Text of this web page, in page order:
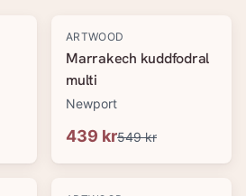
-20%
ARTWOOD
Marrakech kuddfodral
multi
Newport
439 kr549 kr